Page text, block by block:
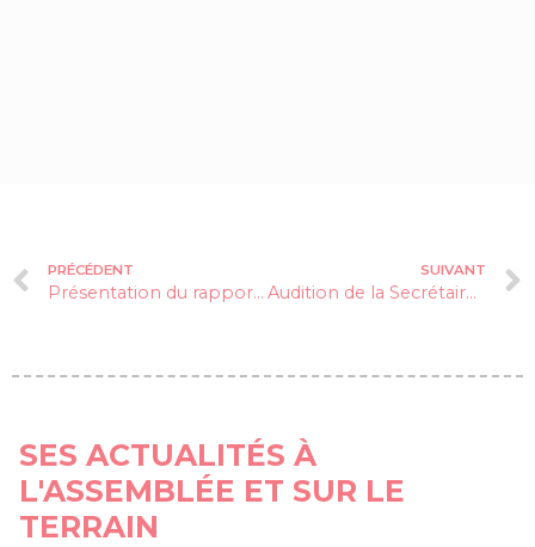
PRÉCÉDENT
Présentation du rapport sur l’accès à l’IVG
SUIVANT
Audition de la Secrétaire d’Etat à l’Egalité Femmes-Hommes
SES ACTUALITÉS À
L'ASSEMBLÉE ET SUR LE
TERRAIN